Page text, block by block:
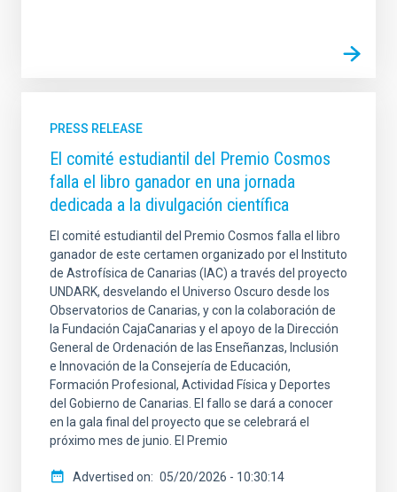
PRESS RELEASE
El comité estudiantil del Premio Cosmos
falla el libro ganador en una jornada
dedicada a la divulgación científica
El comité estudiantil del Premio Cosmos falla el libro
ganador de este certamen organizado por el Instituto
de Astrofísica de Canarias (IAC) a través del proyecto
UNDARK, desvelando el Universo Oscuro desde los
Observatorios de Canarias, y con la colaboración de
la Fundación CajaCanarias y el apoyo de la Dirección
General de Ordenación de las Enseñanzas, Inclusión
e Innovación de la Consejería de Educación,
Formación Profesional, Actividad Física y Deportes
del Gobierno de Canarias. El fallo se dará a conocer
en la gala final del proyecto que se celebrará el
próximo mes de junio. El Premio
Advertised on 05/20/2026 - 10:30:14